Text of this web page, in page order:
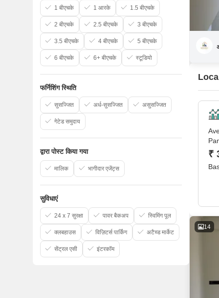
₹
14
1 बीएचके 1 आरके 1.5 बीएचके
2 बीएचके 2.5 बीएचके 3 बीएचके
3.5 बीएचके 4 बीएचके 5 बीएचके
6 बीएचके 6+ बीएचके स्टूडियो
फर्निशिंग स्थिति
सुसज्जित अर्ध-सुसज्जित असुसज्जित
गेटेड समुदाय
द्वारा पोस्ट किया गया
मालिक भागीदार एजेंट्स
सुविधाएं
24 x 7 सुरक्षा पावर बैकअप स्विमिंग पूल
क्लबहाउस विज़िटर्स पार्किंग अटैच्ड मार्केट
सेंट्रल एसी इंटरकॉम